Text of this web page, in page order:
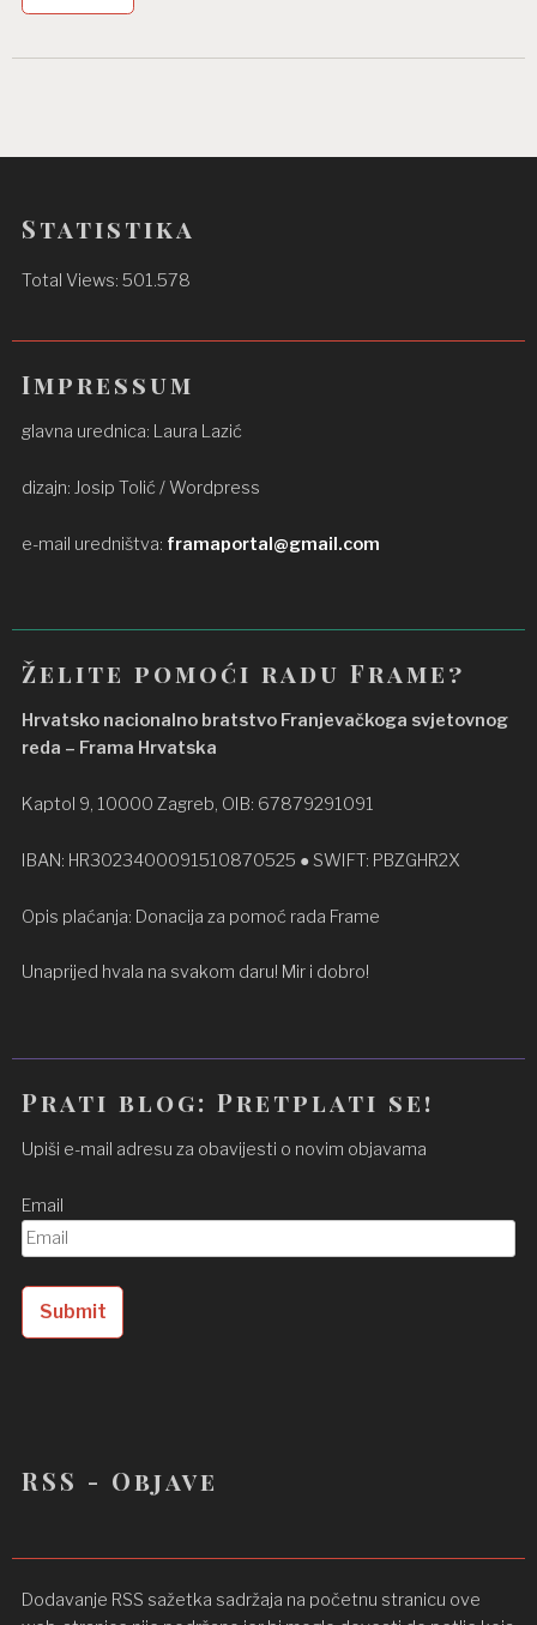
Statistika
Total Views:501.578
Impressum
glavna urednica: Laura Lazić
dizajn: Josip Tolić / Wordpress
e-mail uredništva: framaportal@gmail.com
Želite pomoći radu Frame?
Hrvatsko nacionalno bratstvo Franjevačkoga svjetovnog
reda – Frama Hrvatska
Kaptol 9, 10000 Zagreb, OIB: 67879291091
IBAN: HR3023400091510870525 ● SWIFT: PBZGHR2X
Opis plaćanja: Donacija za pomoć rada Frame
Unaprijed hvala na svakom daru! Mir i dobro!
Prati blog: Pretplati se!
Upiši e-mail adresu za obavijesti o novim objavama
Email
RSS - Objave
Dodavanje RSS sažetka sadržaja na početnu stranicu ove